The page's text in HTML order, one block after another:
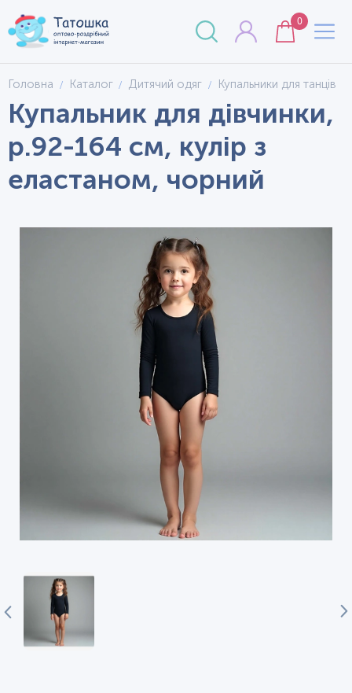
0
Головна Каталог Дитячий одяг Купальники для танців
Купальник для дівчинки,
р.92-164 см, кулір з
еластаном, чорний